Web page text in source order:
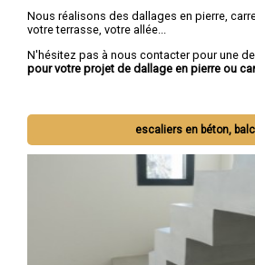
Nous réalisons des dallages en pierre,
votre terrasse, votre allée...
N'hésitez pas à nous contacter pour une
pour votre projet de dallage en pierre ou
escaliers en béton,